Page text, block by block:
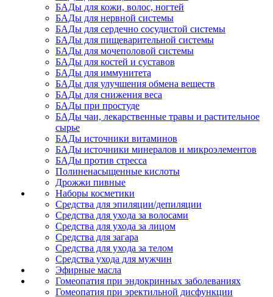
БАДы для кожи, волос, ногтей
БАДы для нервной системы
БАДы для сердечно сосудистой системы
БАДы для пищеварительной системы
БАДы для мочеполовой системы
БАДы для костей и суставов
БАДы для иммунитета
БАДы для улучшения обмена веществ
БАДы для снижения веса
БАДы при простуде
БАДы чаи, лекарственные травы и растительное
сырье
БАДы источники витаминов
БАДы источники минералов и микроэлементов
БАДы против стресса
Полиненасыщенные кислоты
Дрожжи пивные
Наборы косметики
Средства для эпиляции/депиляции
Средства для ухода за волосами
Средства для ухода за лицом
Средства для загара
Средства для ухода за телом
Средства ухода для мужчин
Эфирные масла
Гомеопатия при эндокринных заболеваниях
Гомеопатия при эректильной дисфункции